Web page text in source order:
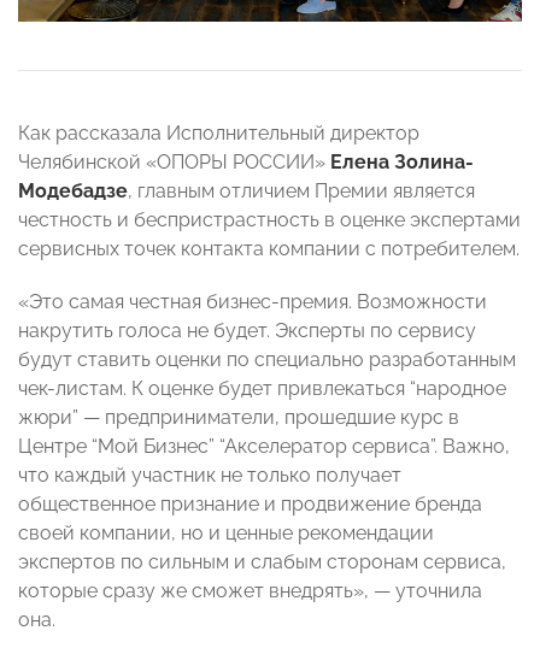
Как рассказала Исполнительный директор
Челябинской «ОПОРЫ РОССИИ» Елена Золина-
Модебадзе, главным отличием Премии является
честность и беспристрастность в оценке экспертами
сервисных точек контакта компании с потребителем.
«Это самая честная бизнес-премия. Возможности
накрутить голоса не будет. Эксперты по сервису
будут ставить оценки по специально разработанным
чек-листам. К оценке будет привлекаться “народное
жюри” — предприниматели, прошедшие курс в
Центре “Мой Бизнес” “Акселератор сервиса”. Важно,
что каждый участник не только получает
общественное признание и продвижение бренда
своей компании, но и ценные рекомендации
экспертов по сильным и слабым сторонам сервиса,
которые сразу же сможет внедрять», — уточнила
она.